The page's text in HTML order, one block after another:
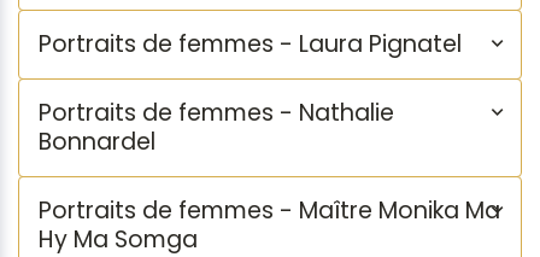
Portraits de femmes - Laura Pignatel
Portraits de femmes - Nathalie
Bonnardel
Portraits de femmes - Maître Monika Ma
Hy Ma Somga